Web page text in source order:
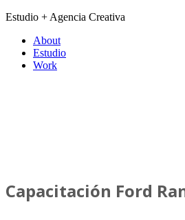
Estudio + Agencia Creativa
About
Estudio
Work
Capacitación Ford